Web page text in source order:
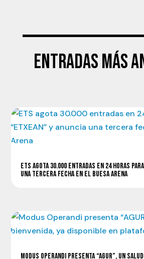
ENTRADAS MÁS
ETS AGOTA 30.000 ENTRADAS EN 24 HORAS
UNA TERCERA FECHA EN EL BUESA ARENA
MODUS OPERANDI PRESENTA “AGUR”, UN